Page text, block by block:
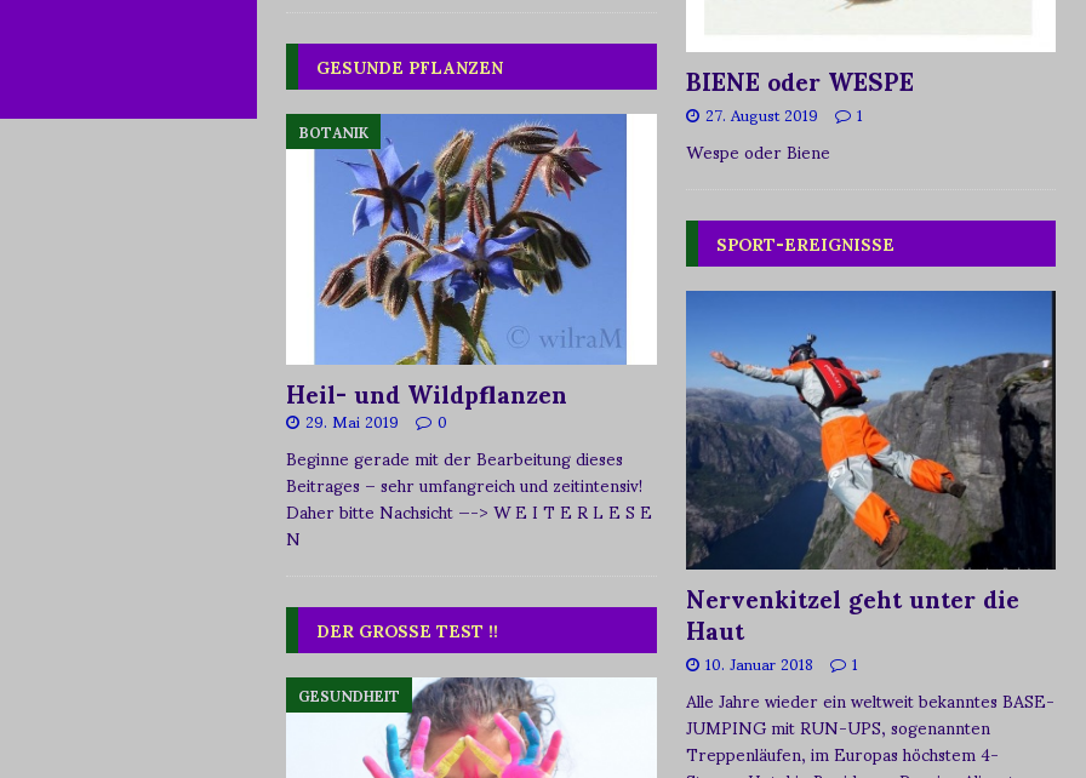
GESUNDE PFLANZEN
BOTANIK
Heil- und Wildpflanzen
29. Mai 2019 0
Beginne gerade mit der Bearbeitung dieses
Beitrages – sehr umfangreich und zeitintensiv!
Daher bitte Nachsicht—-> W E I T E R L E S E
N
DER GROSSE TEST !!
GESUNDHEIT
BIENE oder WESPE
27. August 2019 1
Wespe oder Biene
SPORT-EREIGNISSE
Nervenkitzel geht unter die
Haut
10. Januar 2018 1
Alle Jahre wieder ein weltweit bekanntes BASE-
JUMPING mit RUN-UPS, sogenannten
Treppenläufen, im Europas höchstem 4-